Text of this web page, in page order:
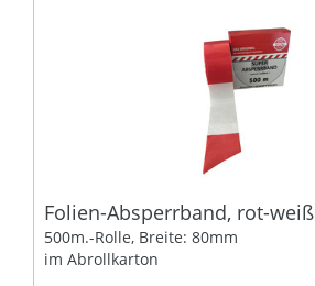
Folien-Absperrband, rot-weiß
500m.-Rolle, Breite: 80mm
im Abrollkarton